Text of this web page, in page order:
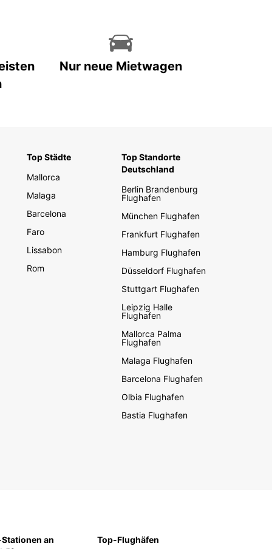
Nur neue Mietwagen
Top Städte
Mallorca
Malaga
Barcelona
Faro
Lissabon
Rom
Top Standorte
Deutschland
Berlin Brandenburg
Flughafen
München Flughafen
Frankfurt Flughafen
Hamburg Flughafen
Düsseldorf Flughafen
Stuttgart Flughafen
Leipzig Halle
Flughafen
Mallorca Palma
Flughafen
Malaga Flughafen
Barcelona Flughafen
Olbia Flughafen
Bastia Flughafen
an
Top-Flughäfen